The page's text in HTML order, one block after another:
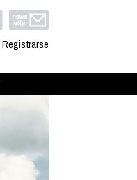
Registrarse